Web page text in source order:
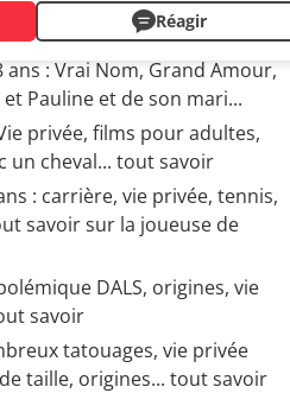
Réagir
: Vrai Nom, Grand Amour,
Pauline et de son mari...
privée, films pour adultes,
un cheval... tout savoir
: carrière, vie privée, tennis,
savoir sur la joueuse de
DALS, origines, vie
savoir
tatouages, vie privée
taille, origines... tout savoir